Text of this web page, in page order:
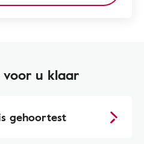
u klaar
gehoortest